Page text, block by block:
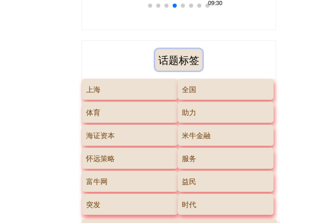
话题标签
上海 全国
体育 助力
海证资本 米牛金融
怀远策略 服务
富牛网 益民
突发 时代